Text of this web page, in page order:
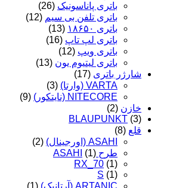
باتری پاناسونیک (26)
باتری تلفن بی سیم (12)
باتری ۱۸۶۵۰
(13)
باتری لپ تاپ (16)
باتری ویپ (12)
باتری لیتیوم یون (13)
شارژر باتری (17)
VARTA (وارتا)
(3)
NITECORE (نایتکور)
(9)
خازن (2)
BLAUPUNKT (3)
قلع (8)
ASAHI (اورجینال)
(2)
طرح ASAHI (1)
RX_70 (1)
S (1)
ARTANIC (آرتانیک)
(1)